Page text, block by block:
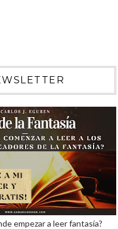
empezar a leer fantasía?